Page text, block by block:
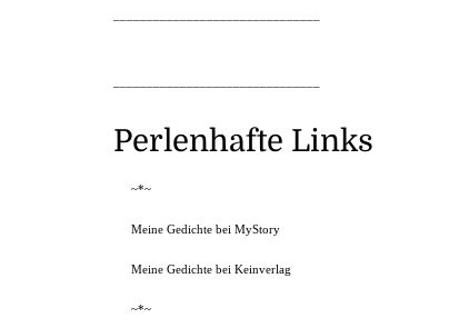
Perlenhafte Links
~*~
Meine Gedichte bei MyStory
Meine Gedichte bei Keinverlag
~*~